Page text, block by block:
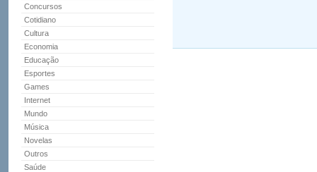
Concursos
Cotidiano
Cultura
Economia
Educação
Esportes
Games
Internet
Mundo
Música
Novelas
Outros
Saúde